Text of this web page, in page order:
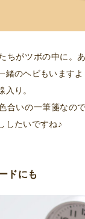
ちがツボの中に。
緒のヘビもいますよ
入り。
合いの一筆箋なの
したいですね♪
ドにも